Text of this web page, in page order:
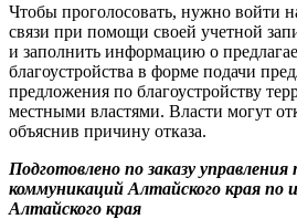
Чтобы проголосовать, нужно войти
связи при помощи своей учетной
и заполнить информацию о
благоустройства в форме подачи
предложения по благоустройству
местными властями. Власти могут
объяснив причину отказа.
Подготовлено по заказу
коммуникаций Алтайского края
Алтайского края